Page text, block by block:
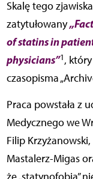
Skalę tego
zatytułowany
of statins in
physicians”1,
czasopisma
Praca powstała z
Medycznego we
Filip
Mastalerz-Migas